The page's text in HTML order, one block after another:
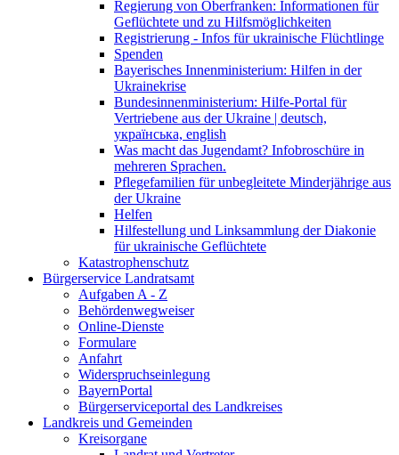
Regierung von Oberfranken: Informationen für
Geflüchtete und zu Hilfsmöglichkeiten
Registrierung - Infos für ukrainische Flüchtlinge
Spenden
Bayerisches Innenministerium: Hilfen in der
Ukrainekrise
Bundesinnenministerium: Hilfe-Portal für
Vertriebene aus der Ukraine | deutsch,
українська, english
Was macht das Jugendamt? Infobroschüre in
mehreren Sprachen.
Pflegefamilien für unbegleitete Minderjährige aus
der Ukraine
Helfen
Hilfestellung und Linksammlung der Diakonie
für ukrainische Geflüchtete
Katastrophenschutz
Bürgerservice Landratsamt
Aufgaben A - Z
Behördenwegweiser
Online-Dienste
Formulare
Anfahrt
Widerspruchseinlegung
BayernPortal
Bürgerserviceportal des Landkreises
Landkreis und Gemeinden
Kreisorgane